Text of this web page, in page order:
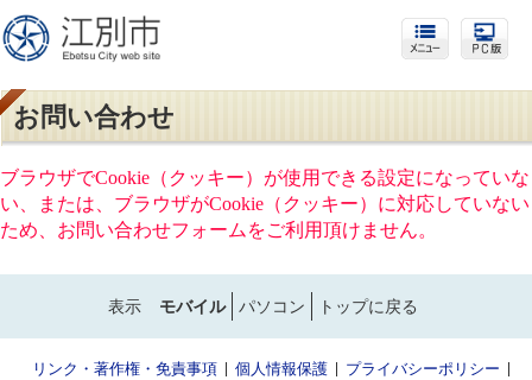
お問い合わせ
ブラウザでCookie（クッキー）が使用できる設定になっていな
い、または、ブラウザがCookie（クッキー）に対応していない
ため、お問い合わせフォームをご利用頂けません。
表示 モバイル パソコン トップに戻る
リンク・著作権・免責事項 個人情報保護
プライバシーポリシー